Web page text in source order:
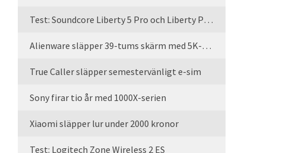
Test: Soundcore Liberty 5 Pro och Liberty Pro Max
Alienware släpper 39-tums skärm med 5K-upplösning
True Caller släpper semestervänligt e-sim
Sony firar tio år med 1000X-serien
Xiaomi släpper lur under 2000 kronor
Test: Logitech Zone Wireless 2 ES